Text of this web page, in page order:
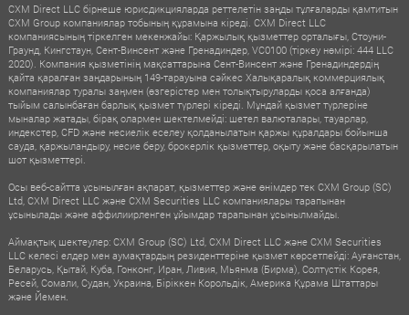
CXM Direct LLC бірнеше юрисдикцияларда реттелетін заңды тұлғаларды қамтитын
CXM Group компаниялар тобының құрамына кіреді. CXM Direct LLC
компаниясының тіркелген мекенжайы: Қаржылық қызметтер орталығы, Стоуни-
Граунд, Кингстаун, Сент-Винсент және Гренадиндер, VC0100 (тіркеу нөмірі: 444 LLC
2020). Компания қызметінің мақсаттарына Сент-Винсент және Гренадиндердің
қайта қаралған заңдарының 149-тарауына сәйкес Халықаралық коммерциялық
компаниялар туралы заңмен (өзгерістер мен толықтыруларды қоса алғанда)
тыйым салынбаған барлық қызмет түрлері кіреді. Мұндай қызмет түрлеріне
мыналар жатады, бірақ олармен шектелмейді: шетел валюталары, тауарлар,
индекстер, CFD және несиелік еселеу қолданылатын қаржы құралдары бойынша
сауда, қаржыландыру, несие беру, брокерлік қызметтер, оқыту және басқарылатын
шот қызметтері.
Осы веб-сайтта ұсынылған ақпарат, қызметтер және өнімдер тек CXM Group (SC)
Ltd, CXM Direct LLC және CXM Securities LLC компаниялары тарапынан
ұсынылады және аффилиирленген ұйымдар тарапынан ұсынылмайды.
Аймақтық шектеулер: CXM Group (SC) Ltd, CXM Direct LLC және CXM Securities
LLC келесі елдер мен аумақтардың резиденттеріне қызмет көрсетпейді: Ауғанстан,
Беларусь, Қытай, Куба, Гонконг, Иран, Ливия, Мьянма (Бирма), Солтүстік Корея,
Ресей, Сомали, Судан, Украина, Біріккен Корольдік, Америка Құрама Штаттары
және Йемен.